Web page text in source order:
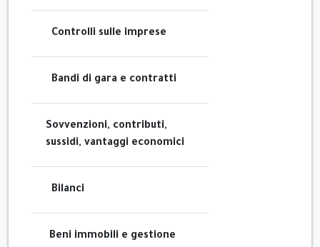
Controlli sulle imprese
Bandi di gara e contratti
Sovvenzioni, contributi,
sussidi, vantaggi economici
Bilanci
Beni immobili e gestione